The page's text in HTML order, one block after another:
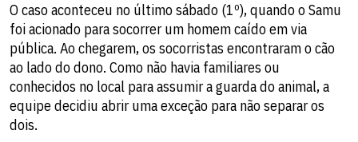
O caso aconteceu no último sábado (1º), quando o Samu
foi acionado para socorrer um homem caído em via
pública. Ao chegarem, os socorristas encontraram o cão
ao lado do dono. Como não havia familiares ou
conhecidos no local para assumir a guarda do animal, a
equipe decidiu abrir uma exceção para não separar os
dois.